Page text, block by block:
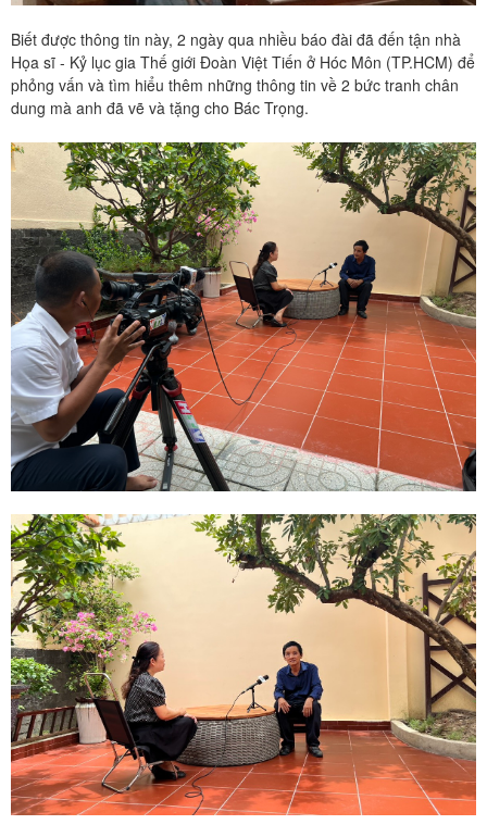
Biết được thông tin này, 2 ngày qua nhiều báo đài đã đến tận nhà
Họa sĩ - Kỷ lục gia Thế giới Đoàn Việt Tiến ở Hóc Môn (TP.HCM) để
phỏng vấn và tìm hiểu thêm những thông tin về 2 bức tranh chân
dung mà anh đã vẽ và tặng cho Bác Trọng.